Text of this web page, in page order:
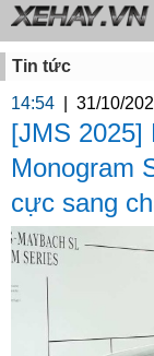
Tin tức
14:54
31/10/
[JMS 2025]
Monogram
cực sang